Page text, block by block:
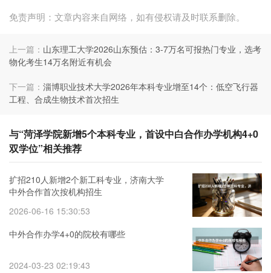
免责声明：文章内容来自网络，如有侵权请及时联系删除。
上一篇： 山东理工大学2026山东预估：3-7万名可报热门专业，选考
物化考生14万名附近有机会
下一篇： 淄博职业技术大学2026年本科专业增至14个：低空飞行器
工程、合成生物技术首次招生
与“菏泽学院新增5个本科专业，首设中白合作办学机构4+0
双学位”相关推荐
扩招210人新增2个新工科专业，济南大学
中外合作首次按机构招生
2026-06-16 15:30:53
中外合作办学4+0的院校有哪些
2024-03-23 02:19:43